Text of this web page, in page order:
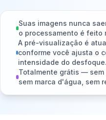
Suas imagens nunca
o processamento é feito
A pré-visualização é
conforme você ajusta o
intensidade do desfoque.
Totalmente grátis — sem
sem marca d'água, sem